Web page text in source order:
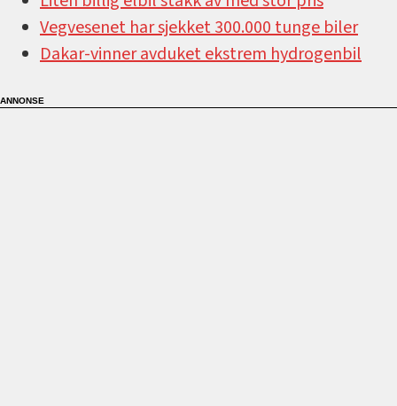
Vegvesenet har sjekket 300.000 tunge biler
Dakar-vinner avduket ekstrem hydrogenbil